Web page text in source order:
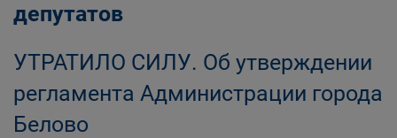
депутатов
УТРАТИЛО СИЛУ. Об утверждении
регламента Администрации города
Белово